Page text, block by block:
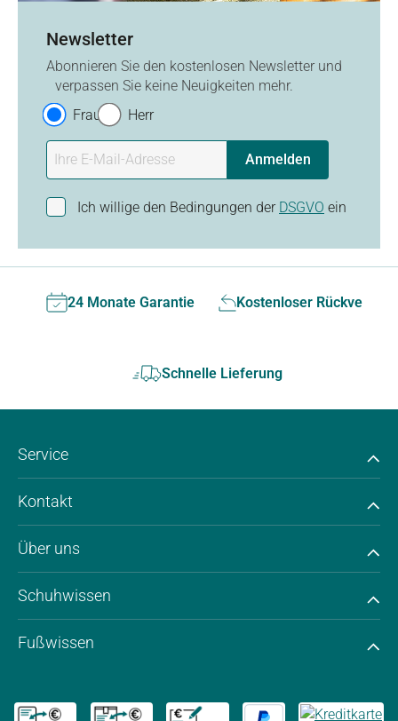
Newsletter
Abonnieren Sie den kostenlosen Newsletter und
verpassen Sie keine Neuigkeiten mehr.
Frau
Herr
Anmelden
Ich willige den Bedingungen der DSGVO ein
24 Monate Garantie Kostenloser Rückversand
Schnelle Lieferung
Service
Kontakt
Über uns
Schuhwissen
Fußwissen